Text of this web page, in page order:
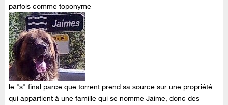
parfois comme toponyme
le "s" final parce que torrent prend sa source sur une propriété
qui appartient à une famille qui se nomme Jaime, donc des